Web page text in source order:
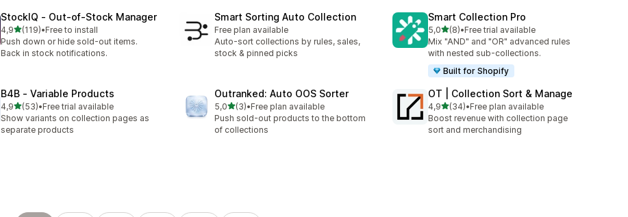
StockIQ ‑ Out‑of‑Stock Manager
4,9de 5 estrelas
(119)
119 total de avaliações
•Free to install
Push down or hide sold-out items.
Back in stock notifications.
Smart Sorting Auto Collection
Free plan available
Auto-sort collections by rules, sales,
stock & pinned picks
Smart Collection Pro
5,0de 5 estrelas
(8)
8 total de avaliações
•Free trial available
Mix "AND" and "OR" advanced rules
with nested sub-collections.
Built for Shopify
B4B ‑ Variable Products
4,9de 5 estrelas
(53)
53 total de avaliações
•Free trial available
Show variants on collection pages as
separate products
Outranked: Auto OOS Sorter
5,0de 5 estrelas
(3)
3 total de avaliações
•Free plan available
Push sold-out products to the bottom
of collections
OT | Collection Sort & Manage
4,9de 5 estrelas
(34)
34 total de avaliações
•Free plan available
Boost revenue with collection page
sort and merchandising